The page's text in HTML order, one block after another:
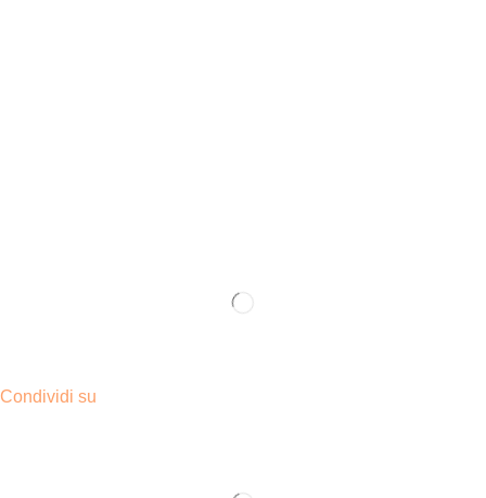
Condividi su